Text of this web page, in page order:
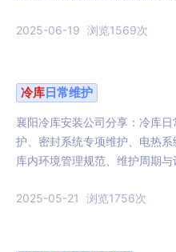
2025-06-19 浏览1569次
冷库日常维护
襄阳冷库安装公司分享：冷库
护、密封系统专项维护、电热系
库内环境管理规范、维护周期
2025-05-21 浏览1756次